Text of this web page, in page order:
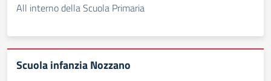
All interno della Scuola Primaria
Scuola infanzia Nozzano